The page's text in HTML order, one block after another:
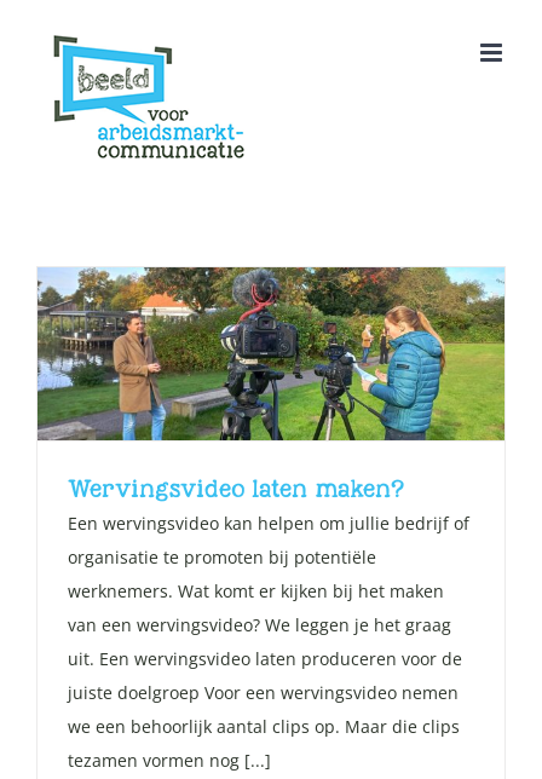
Wervingsvideo laten maken?
Een wervingsvideo kan helpen om jullie bedrijf of
organisatie te promoten bij potentiële
werknemers. Wat komt er kijken bij het maken
van een wervingsvideo? We leggen je het graag
uit. Een wervingsvideo laten produceren voor de
juiste doelgroep Voor een wervingsvideo nemen
we een behoorlijk aantal clips op. Maar die clips
tezamen vormen nog [...]